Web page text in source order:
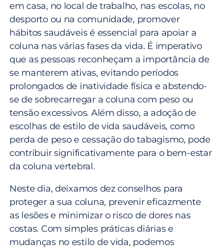
em casa, no local de trabalho, nas escolas, no
desporto ou na comunidade, promover
hábitos saudáveis ​​é essencial para apoiar a
coluna nas várias fases da vida. É imperativo
que as pessoas reconheçam a importância de
se manterem ativas, evitando períodos
prolongados de inatividade física e abstendo-
se de sobrecarregar a coluna com peso ou
tensão excessivos. Além disso, a adoção de
escolhas de estilo de vida saudáveis, como
perda de peso e cessação do tabagismo, pode
contribuir significativamente para o bem-estar
da coluna vertebral.
Neste dia, deixamos dez conselhos para
proteger a sua coluna, prevenir eficazmente
as lesões e minimizar o risco de dores nas
costas. Com simples práticas diárias e
mudanças no estilo de vida, podemos